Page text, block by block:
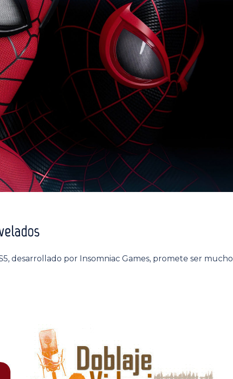
desarrollado por Insomniac Games, promete ser mucho